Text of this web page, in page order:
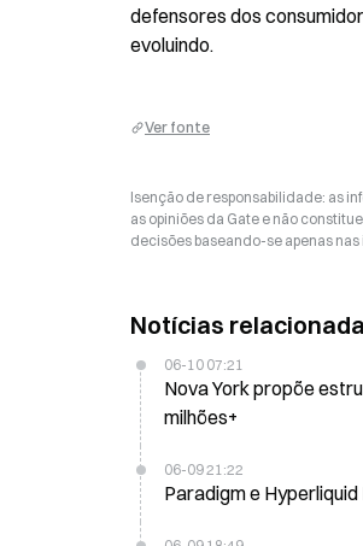
defensores dos
evoluindo.
Ver fonte
Isenção de responsabilidade: as
as opiniões da Gate e não
decisões baseando-se apenas
Notícias
06-10 07:21
Nova York propõe
milhões+
06-09 21:22
Paradigm e